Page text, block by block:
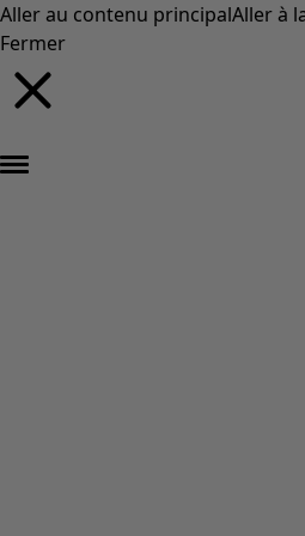
Aller au contenu principalAller à
Fermer